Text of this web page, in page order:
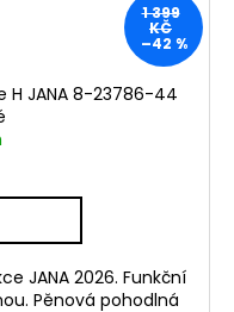
1 399
KČ
–42 %
H JANA 8-23786-44
JANA 2026. Funkční
Pěnová pohodlná